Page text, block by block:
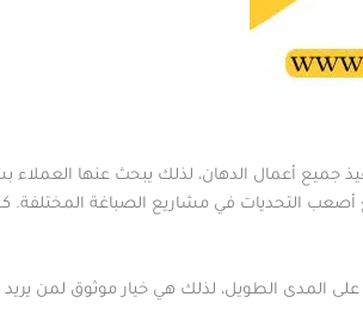
جميع أعمال الدهان، لذلك يبحث عنها العملاء
التحديات في مشاريع الصباغة المختلفة.
المدى الطويل، لذلك هي خيار موثوق لمن يريد